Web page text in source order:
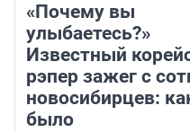
«Почему вы
улыбаетесь?»
Известный
рэпер зажег с
новосибирцев:
было